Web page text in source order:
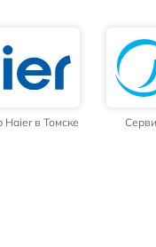
Haier в Томске